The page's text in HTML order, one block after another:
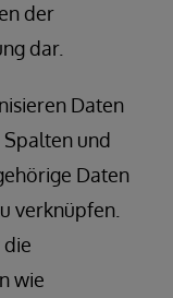
der
dar.
Daten
und
Daten
verknüpfen.
die
wie